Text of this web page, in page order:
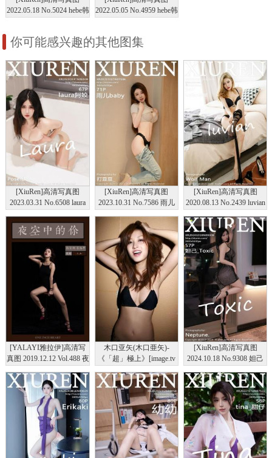
2022.05.18 No.5024 hebe韩
2022.05.05 No.4959 hebe韩
你可能感兴趣的其他图集
[XiuRen]高清写真图
2023.03.31 No.6508 laura
[XiuRen]高清写真图
2023.10.31 No.7586 雨儿
[XiuRen]高清写真图
2020.08.13 No.2439 luvian
[YALAYI雅拉伊]高清写
真图 2019.12.12 Vol.488 夜
木口亚矢(木口亜矢)-
《「超」極上》[image.tv
[XiuRen]高清写真图
2024.10.18 No.9308 妲己